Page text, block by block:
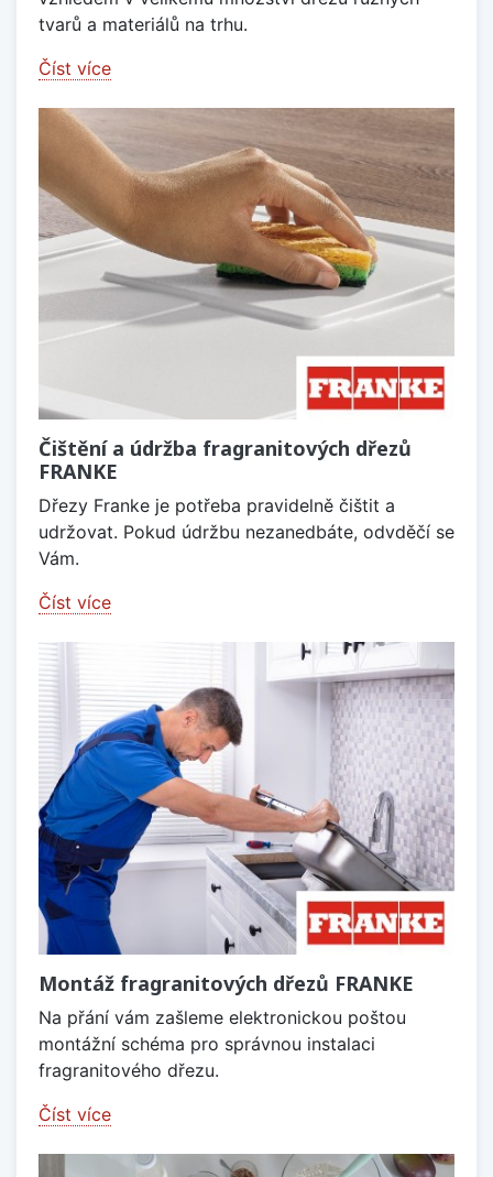
tvarů a materiálů na trhu.
Číst více
Čištění a údržba fragranitových dřezů
FRANKE
Dřezy Franke je potřeba pravidelně čištit a
udržovat. Pokud údržbu nezanedbáte, odvděčí se
Vám.
Číst více
Montáž fragranitových dřezů FRANKE
Na přání vám zašleme elektronickou poštou
montážní schéma pro správnou instalaci
fragranitového dřezu.
Číst více